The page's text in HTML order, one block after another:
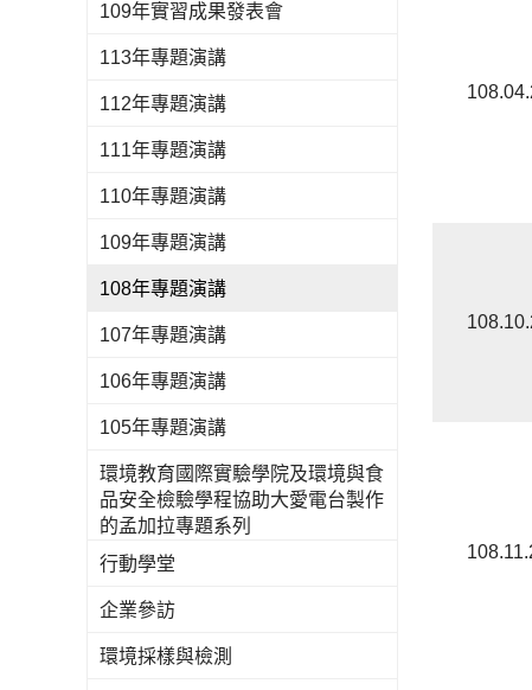
109年實習成果發表會
113年專題演講
112年專題演講
111年專題演講
110年專題演講
109年專題演講
108年專題演講
107年專題演講
106年專題演講
105年專題演講
環境教育國際實驗學院及環境與食
品安全檢驗學程協助大愛電台製作
的孟加拉專題系列
行動學堂
企業參訪
環境採樣與檢測